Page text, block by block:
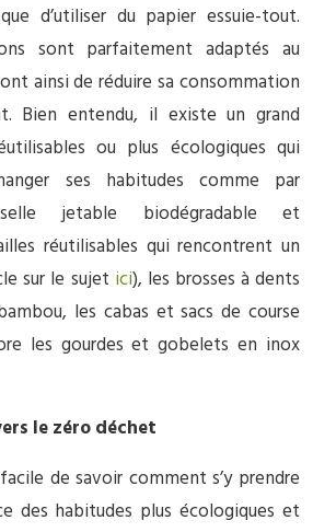
d’utiliser du papier essuie-tout.
sont parfaitement adaptés au
ainsi de réduire sa consommation
Bien entendu, il existe un grand
ou plus écologiques qui
ses habitudes comme par
jetable biodégradable et
réutilisables qui rencontrent un
sur le sujet ici), les brosses à dents
les cabas et sacs de course
les gourdes et gobelets en inox
le zéro déchet
de savoir comment s’y prendre
des habitudes plus écologiques et